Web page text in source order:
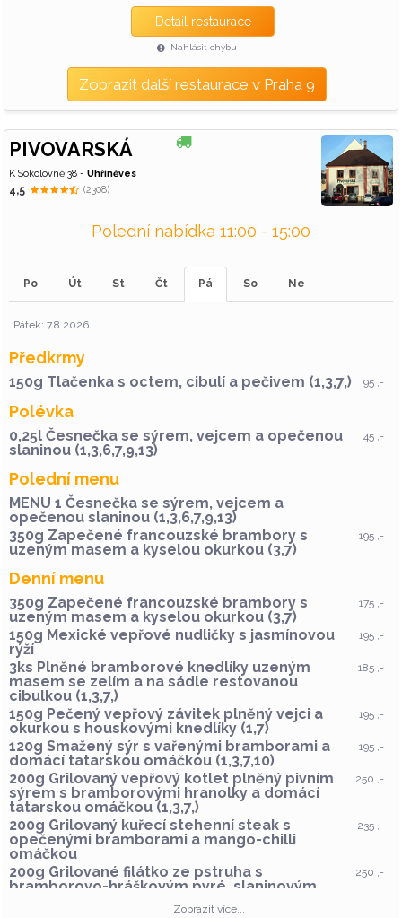
Detail restaurace
Nahlásit chybu
Zobrazit další restaurace v Praha 9
PIVOVARSKÁ
K Sokolovně 38 - Uhříněves
4,5 (2308)
Polední nabídka 11:00 - 15:00
Po Út St Čt Pá So Ne
Pátek: 7.8.2026
Předkrmy
150g Tlačenka s octem, cibulí a pečivem (1,3,7,) 95 ,-
Polévka
0,25l Česnečka se sýrem, vejcem a opečenou
slaninou (1,3,6,7,9,13)
45 ,-
Polední menu
MENU 1 Česnečka se sýrem, vejcem a
opečenou slaninou (1,3,6,7,9,13)
350g Zapečené francouzské brambory s
uzeným masem a kyselou okurkou (3,7)
195 ,-
Denní menu
350g Zapečené francouzské brambory s
uzeným masem a kyselou okurkou (3,7)
175 ,-
150g Mexické vepřové nudličky s jasmínovou
rýží
195 ,-
3ks Plněné bramborové knedlíky uzeným
masem se zelím a na sádle restovanou
cibulkou (1,3,7,)
185 ,-
150g Pečený vepřový závitek plněný vejci a
okurkou s houskovými knedlíky (1,7)
195 ,-
120g Smažený sýr s vařenými bramborami a
domácí tatarskou omáčkou (1,3,7,10)
195 ,-
200g Grilovaný vepřový kotlet plněný pivním
sýrem s bramborovými hranolky a domácí
tatarskou omáčkou (1,3,7,)
250 ,-
200g Grilovaný kuřecí stehenní steak s
opečenými bramborami a mango-chilli
omáčkou
235 ,-
200g Grilované filátko ze pstruha s
bramborovo-hráškovým pyré, slaninovým
250 ,-
Zobrazit více...